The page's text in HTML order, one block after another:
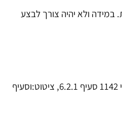
במידה ולא יהיה צורך לבצע
בבית אחיזה של מעקה / אלומיניום + זכוכית / קיימות פינות חדות בניגוד לנדרש בת"י 1142 סעיף 6.2.1, ציטוט:וסעיף